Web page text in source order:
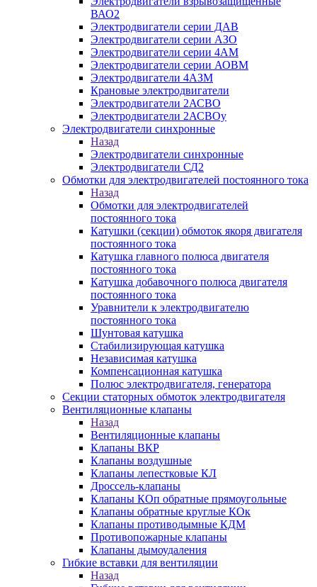
ВАО2
Электродвигатели серии ДАВ
Электродвигатели серии АЗО
Электродвигатели серии 4АМ
Электродвигатели серии АОВМ
Электродвигатели 4АЗМ
Крановые электродвигатели
Электродвигатели 2АСВО
Электродвигатели 2АСВОу
Электродвигатели синхронные
Назад
Электродвигатели синхронные
Электродвигатели СД2
Обмотки для электродвигателей постоянного тока
Назад
Обмотки для электродвигателей
постоянного тока
Катушки (секции) обмоток якоря двигателя
постоянного тока
Катушка главного полюса двигателя
постоянного тока
Катушка добавочного полюса двигателя
постоянного тока
Уравнители к электродвигателю
постоянного тока
Шунтовая катушка
Стабилизирующая катушка
Независимая катушка
Компенсационная катушка
Полюс электродвигателя, генератора
Секции статорных обмоток электродвигателя
Вентиляционные клапаны
Назад
Вентиляционные клапаны
Клапаны ВКР
Клапаны воздушные
Клапаны лепестковые КЛ
Дроссель-клапаны
Клапаны КОп обратные прямоугольные
Клапаны обратные круглые КОк
Клапаны противодымные КДМ
Противопожарные клапаны
Клапаны дымоудаления
Гибкие вставки для вентиляции
Назад